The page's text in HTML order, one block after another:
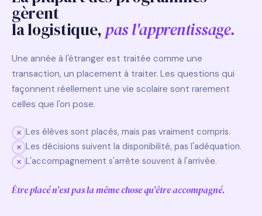
gèrent
la logistique, pas l'apprentissage.
Une année à l'étranger est traitée comme une
transaction, un placement à traiter. Les questions qui
façonnent réellement une vie scolaire sont rarement
celles que l'on pose.
Les élèves sont placés, mais pas vraiment compris.
Les décisions suivent la disponibilité, pas l'adéquation.
L'accompagnement s'arrête souvent à l'arrivée.
Être placé n'est pas la même chose qu'être accompagné.